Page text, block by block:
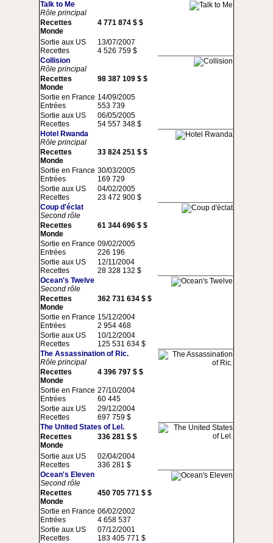
Talk to Me
Rôle principal
Recettes
Monde
4 771 874 $ $
Sortie aux US
Recettes
13/07/2007
4 526 759 $
Collision
Rôle principal
Recettes
Monde
98 387 109 $ $
Sortie en France
Entrées
14/09/2005
553 739
Sortie aux US
Recettes
06/05/2005
54 557 348 $
Hotel Rwanda
Rôle principal
Recettes
Monde
33 824 251 $ $
Sortie en France
Entrées
30/03/2005
169 729
Sortie aux US
Recettes
04/02/2005
23 472 900 $
Coup d'éclat
Second rôle
Recettes
Monde
61 344 696 $ $
Sortie en France
Entrées
09/02/2005
226 196
Sortie aux US
Recettes
12/11/2004
28 328 132 $
Ocean's Twelve
Second rôle
Recettes
Monde
362 731 634 $ $
Sortie en France
Entrées
15/12/2004
2 954 468
Sortie aux US
Recettes
10/12/2004
125 531 634 $
The Assassination of Ric.
Rôle principal
Recettes
Monde
4 396 797 $ $
Sortie en France
Entrées
27/10/2004
60 445
Sortie aux US
Recettes
29/12/2004
697 759 $
The United States of Lel.
Recettes
Monde
336 281 $ $
Sortie aux US
Recettes
02/04/2004
336 281 $
Ocean's Eleven
Second rôle
Recettes
Monde
450 705 771 $ $
Sortie en France
Entrées
06/02/2002
4 658 537
Sortie aux US
Recettes
07/12/2001
183 405 771 $